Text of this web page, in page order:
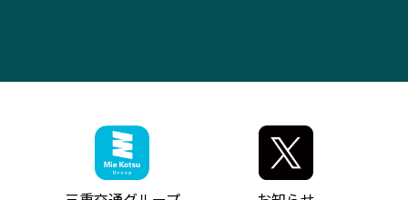
神都ライナー
ミジュマルのラッピングバス（鈴鹿管内）
参宮バス
お客様駐車場のご案内
アイコンの説明
インターネット予約
ザ・バスコレクション三重交通バスセット
三重交通公式グッズ
ファンコーナー
お問い合わせ
お知らせ・最新情報一覧